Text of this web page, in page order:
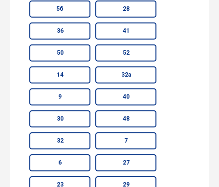
5б 28
36 41
50 52
14 32а
9 40
30 48
32 7
6 27
23 29